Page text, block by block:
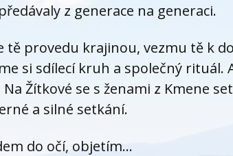
z generace na generaci.
tě provedu krajinou, vezmu tě k
si sdílecí kruh a společný rituál.
Žítkové se s ženami z Kmene
a silné setkání.
do očí, objetím...